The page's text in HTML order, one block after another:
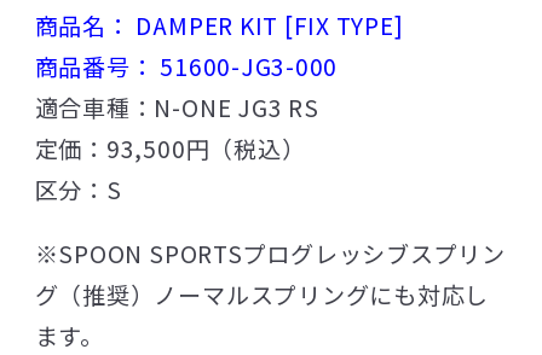
商品名： DAMPER KIT [FIX TYPE]
商品番号： 51600-JG3-000
適合車種：N-ONE JG3 RS
定価：93,500円（税込）
区分：S
※SPOON SPORTSプログレッシブスプリン
グ（推奨）ノーマルスプリングにも対応し
ます。